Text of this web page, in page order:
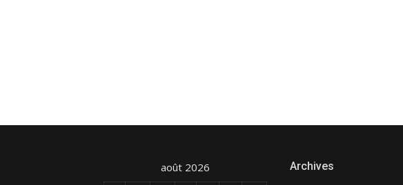
août 2026 Archives